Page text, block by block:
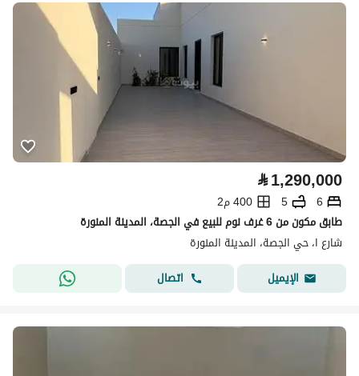
⃁1,290,000
6
5
400 م2
طابق مكون من 6 غرف نوم للبيع في الجصة، المدينة المنورة
شارع ا، حي الجصة، المدينة المنورة
الإيميل
اتصال